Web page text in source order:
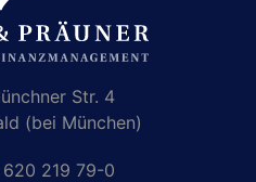
Str. 4
(bei München)
219 79-0